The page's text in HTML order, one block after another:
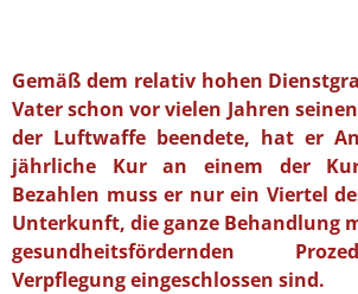
Gemäß dem relativ hohen
Vater schon vor vielen Jahren
der Luftwaffe beendete, hat er
jährliche Kur an einem der
Bezahlen muss er nur ein Viertel
Unterkunft, die ganze Behandlung
gesundheitsfördernden
Verpflegung eingeschlossen sind.